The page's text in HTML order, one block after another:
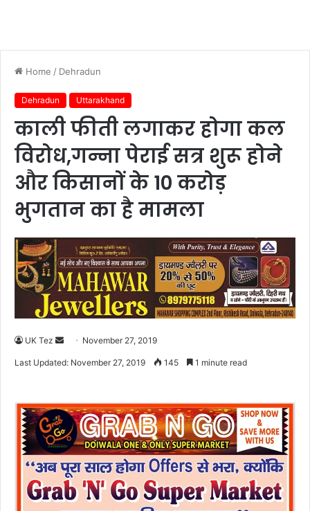
Home / Dehradun
Dehradun Uttarakhand
काली फीती लगाकर होगा कल
विरोध,गन्ना पेराई सत्र शुरू होने
और किसानों के 10 करोड़
भुगतान का है मामला
UK Tez
e
a
e
m
a
i
November 27, 2019
Last Updated: November 27, 2019 145 1 minute read